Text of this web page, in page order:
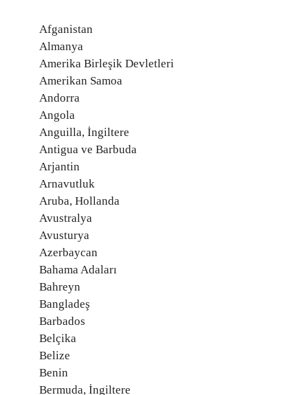
Afganistan
Almanya
Amerika Birleşik Devletleri
Amerikan Samoa
Andorra
Angola
Anguilla, İngiltere
Antigua ve Barbuda
Arjantin
Arnavutluk
Aruba, Hollanda
Avustralya
Avusturya
Azerbaycan
Bahama Adaları
Bahreyn
Bangladeş
Barbados
Belçika
Belize
Benin
Bermuda, İngiltere